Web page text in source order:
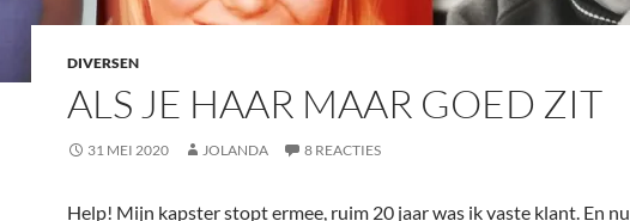
DIVERSEN
ALS JE HAAR MAAR GOED ZIT
31 MEI 2020 JOLANDA 8 REACTIES
Help! Mijn kapster stopt ermee, ruim 20 jaar was ik vaste klant. En nu